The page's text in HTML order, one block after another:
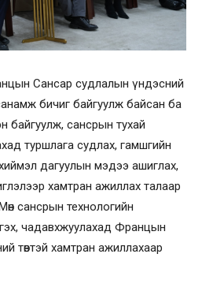
Сансар судлалын үндэсний
бичиг байгуулж байсан ба
байгуулж, сансрын тухай
туршлага судлах, гамшгийн
дагуулын мэдээ ашиглах,
хамтран ажиллах талаар
сансрын технологийн
чадавхжуулахад Францын
төвтэй хамтран ажиллахаар